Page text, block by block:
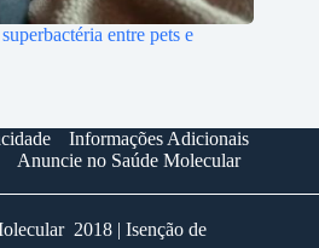
entre pets e
Informações Adicionais
Anuncie no Saúde Molecular
2018 | Isenção de